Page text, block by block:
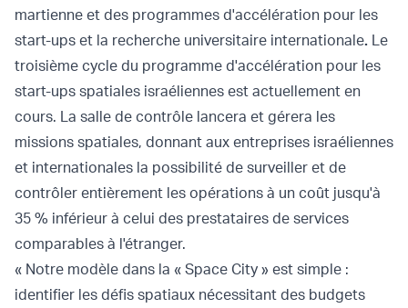
martienne et des programmes d'accélération pour les
start-ups et la recherche universitaire internationale. Le
troisième cycle du programme d'accélération pour les
start-ups spatiales israéliennes est actuellement en
cours. La salle de contrôle lancera et gérera les
missions spatiales, donnant aux entreprises israéliennes
et internationales la possibilité de surveiller et de
contrôler entièrement les opérations à un coût jusqu'à
35 % inférieur à celui des prestataires de services
comparables à l'étranger.
« Notre modèle dans la « Space City » est simple :
identifier les défis spatiaux nécessitant des budgets